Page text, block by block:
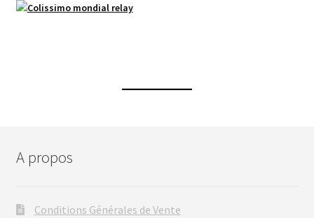
A propos
Conditions Générales de Vente